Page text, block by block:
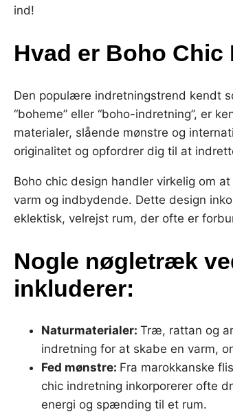
ind!
Hvad er Boho Chic
Den populære indretningstrend kendt
“boheme” eller “boho-indretning”, er
materialer, slående mønstre og
originalitet og opfordrer dig til at
Boho chic design handler virkelig om
varm og indbydende. Dette design
eklektisk, velrejst rum, der ofte er
Nogle nøgletræk
inkluderer:
Naturmaterialer: Træ, rattan og
indretning for at skabe en varm,
Fed mønstre: Fra marokkanske
chic indretning inkorporerer ofte
energi og spænding til et rum.